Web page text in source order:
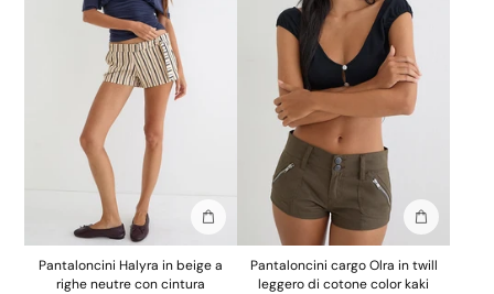
Aggiungi alla borsa
Pantaloncini Halyra in beige a
righe neutre con cintura
Aggiungi
Pantaloncini cargo Olra in twill
leggero di cotone color kaki